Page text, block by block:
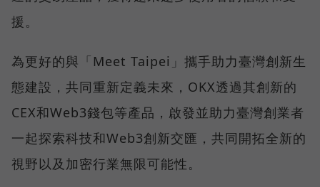
援。
為更好的與「Meet Taipei」攜手助力臺灣創新生
態建設，共同重新定義未來，OKX透過其創新的
CEX和Web3錢包等產品，啟發並助力臺灣創業者
一起探索科技和Web3創新交匯，共同開拓全新的
視野以及加密行業無限可能性。